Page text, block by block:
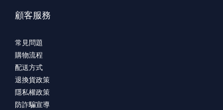
顧客服務
常見問題
購物流程
配送方式
退換貨政策
隱私權政策
防詐騙宣導